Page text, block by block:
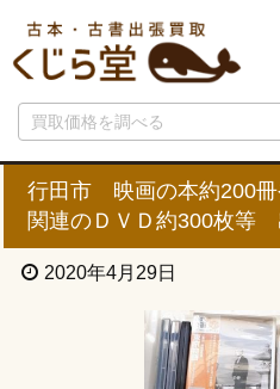
行田市 映画の本約200冊
関連のＤＶＤ約300枚等
2020年4月29日